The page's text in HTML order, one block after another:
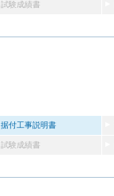
試験成績書
据付工事説明書
試験成績書